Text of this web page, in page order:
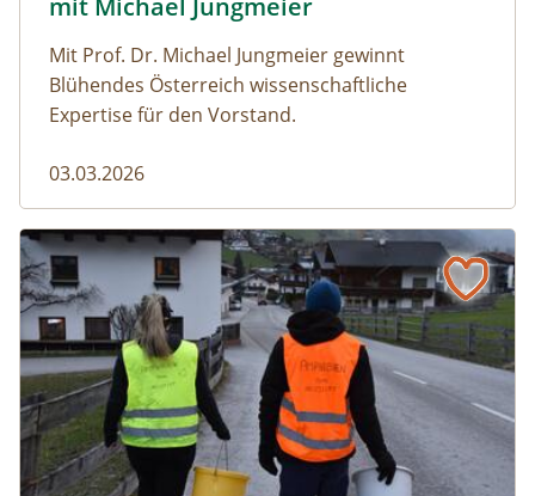
Mit Prof. Dr. Michael Jungmeier gewinnt
Blühendes Österreich wissenschaftliche
Expertise für den Vorstand.
03.03.2026
Der steile Weg in die Freiheit